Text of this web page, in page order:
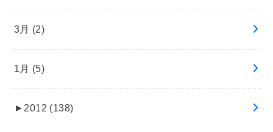
3月 (2)
1月 (5)
► 2012 (138)